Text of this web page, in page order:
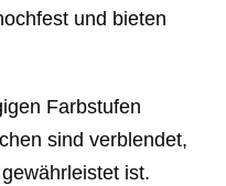
und bieten
Farbstufen
sind verblendet,
ist.